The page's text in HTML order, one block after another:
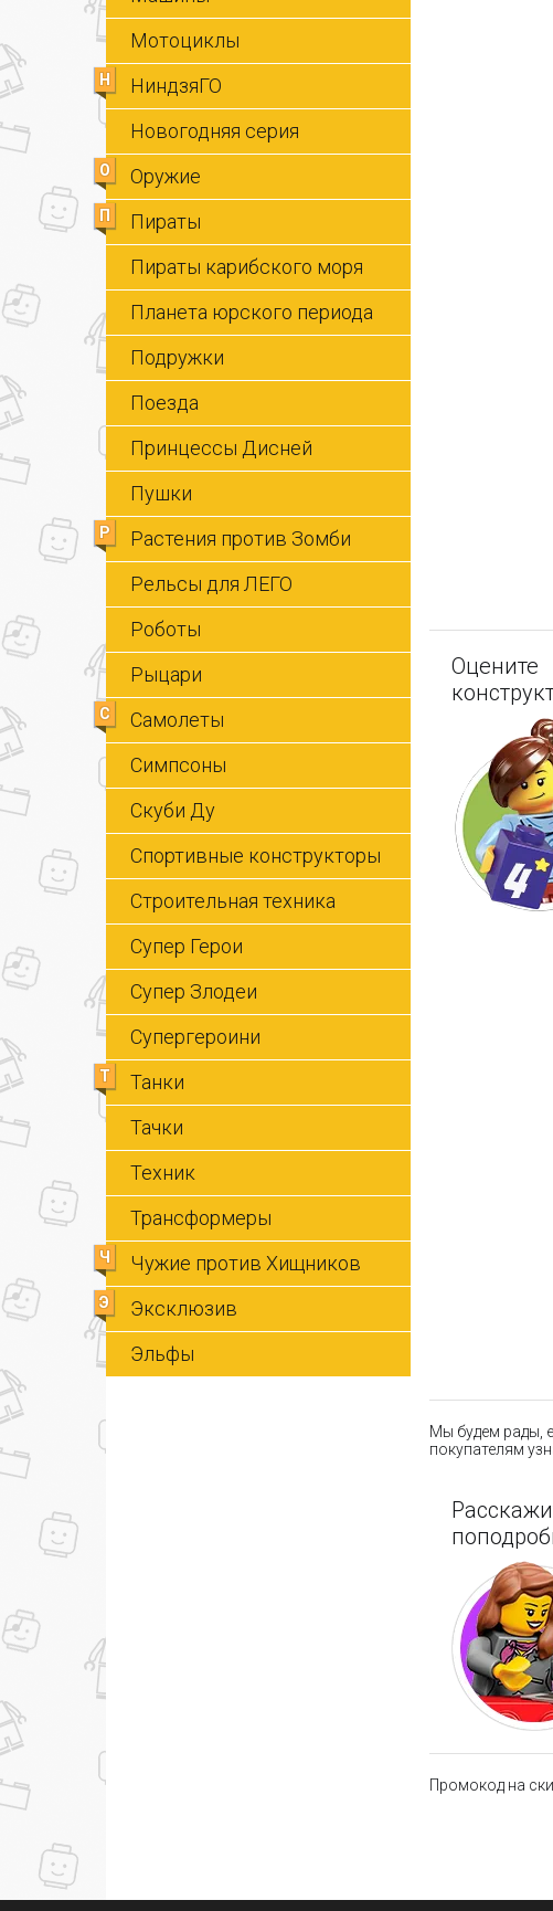
Мотоциклы
Н
НиндзяГО
Новогодняя серия
О Оружие
П
Пираты
Пираты карибского моря
Планета юрского периода
Подружки
Поезда
Принцессы Дисней
Пушки
Р
Растения против Зомби
Рельсы для ЛЕГО
Роботы
Рыцари
С
Самолеты
Симпсоны
Скуби Ду
Спортивные конструкторы
Строительная техника
Супер Герои
Супер Злодеи
Супергероини
Т
Танки
Тачки
Техник
Трансформеры
Ч Чужие против Хищников
Э
Эксклюзив
Эльфы
Оцените
Мы будем рады,
покупателям
Промокод на